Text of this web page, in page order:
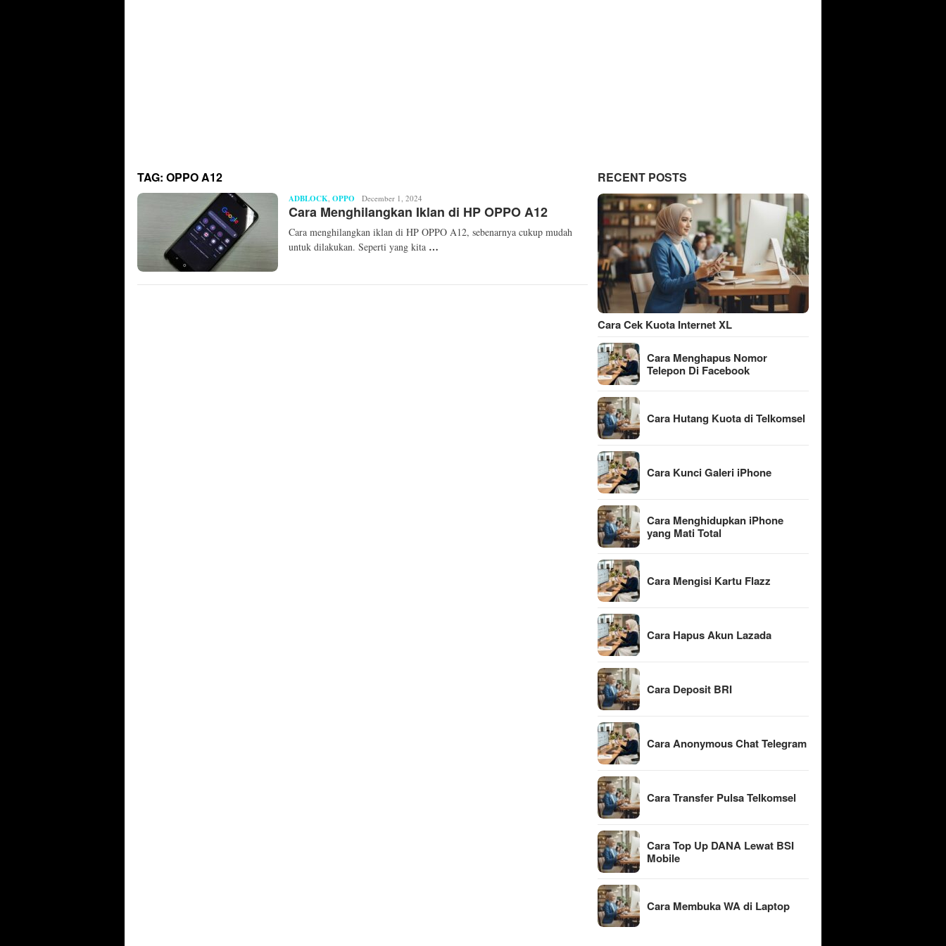
TAG: OPPO A12
ADBLOCK, OPPO Qurrotul
A'yuni
December 1, 2024
Cara Menghilangkan Iklan di HP OPPO A12
Cara menghilangkan iklan di HP OPPO A12, sebenarnya cukup mudah
untuk dilakukan. Seperti yang kita …
RECENT POSTS
Cara Cek Kuota Internet XL
Cara Menghapus Nomor
Telepon Di Facebook
Cara Hutang Kuota di Telkomsel
Cara Kunci Galeri iPhone
Cara Menghidupkan iPhone
yang Mati Total
Cara Mengisi Kartu Flazz
Cara Hapus Akun Lazada
Cara Deposit BRI
Cara Anonymous Chat Telegram
Cara Transfer Pulsa Telkomsel
Cara Top Up DANA Lewat BSI
Mobile
Cara Membuka WA di Laptop